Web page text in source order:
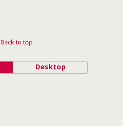
Back to top
Desktop